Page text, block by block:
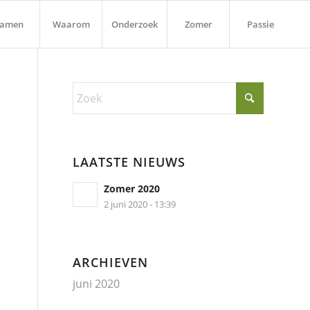
Waarom Onderzoek Zomer Passie
LAATSTE NIEUWS
Zomer 2020
2 juni 2020 - 13:39
ARCHIEVEN
juni 2020